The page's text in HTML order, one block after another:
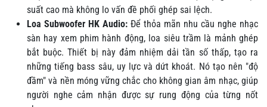
suất cao mà không lo vấn đề phối ghép sai lệch.
Loa Subwoofer HK Audio: Để thỏa mãn nhu cầu nghe nhạc
sàn hay xem phim hành động, loa siêu trầm là mảnh ghép
bắt buộc. Thiết bị này đảm nhiệm dải tần số thấp, tạo ra
những tiếng bass sâu, uy lực và dứt khoát. Nó tạo nên "độ
đầm" và nền móng vững chắc cho không gian âm nhạc, giúp
người nghe cảm nhận được sự rung động của từng nốt